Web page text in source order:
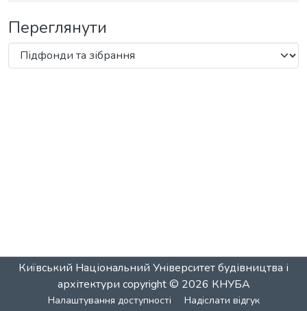
Переглянути
Київський Національний Університет будівництва і
архітектури copyright © 2026 КНУБА
Налаштування доступності Надіслати відгук